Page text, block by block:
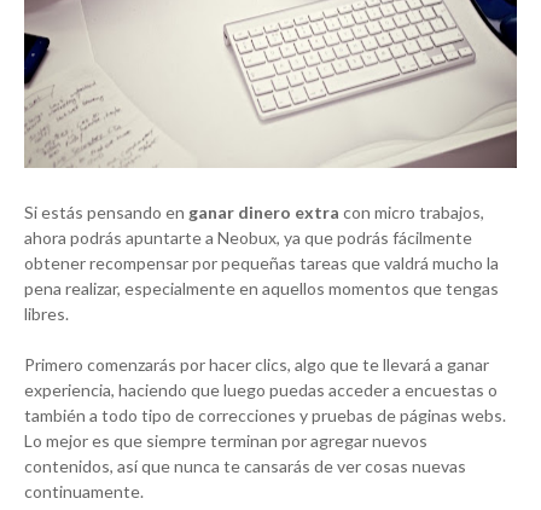
Si estás pensando en ganar dinero extra con micro trabajos,
ahora podrás apuntarte a Neobux, ya que podrás fácilmente
obtener recompensar por pequeñas tareas que valdrá mucho la
pena realizar, especialmente en aquellos momentos que tengas
libres.
Primero comenzarás por hacer clics, algo que te llevará a ganar
experiencia, haciendo que luego puedas acceder a encuestas o
también a todo tipo de correcciones y pruebas de páginas webs.
Lo mejor es que siempre terminan por agregar nuevos
contenidos, así que nunca te cansarás de ver cosas nuevas
continuamente.